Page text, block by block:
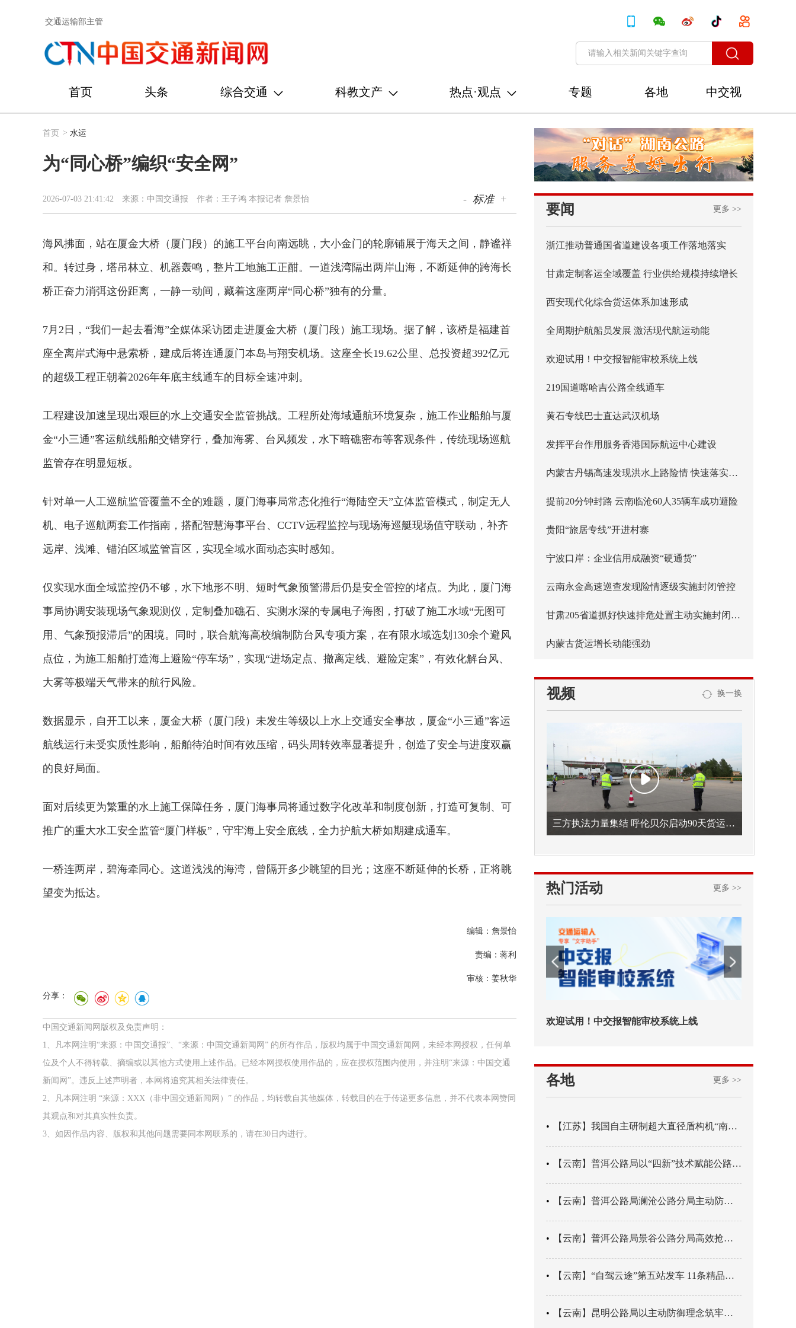
交通运输部主管
首页 头条 综合交通 科教文产 热点·观点 专题 各地
中交视
讯
首页 > 水运
为“同心桥”编织“安全网”
2026-07-03 21:41:42 来源：中国交通报 作者：王子鸿 本报记者 詹景怡 - 标准 +
海风拂面，站在厦金大桥（厦门段）的施工平台向南远眺，大小金门的轮廓铺展于海天之间，静谧祥
和。转过身，塔吊林立、机器轰鸣，整片工地施工正酣。一道浅湾隔出两岸山海，不断延伸的跨海长
桥正奋力消弭这份距离，一静一动间，藏着这座两岸“同心桥”独有的分量。
7月2日，“我们一起去看海”全媒体采访团走进厦金大桥（厦门段）施工现场。据了解，该桥是福建首
座全离岸式海中悬索桥，建成后将连通厦门本岛与翔安机场。这座全长19.62公里、总投资超392亿元
的超级工程正朝着2026年年底主线通车的目标全速冲刺。
工程建设加速呈现出艰巨的水上交通安全监管挑战。工程所处海域通航环境复杂，施工作业船舶与厦
金“小三通”客运航线船舶交错穿行，叠加海雾、台风频发，水下暗礁密布等客观条件，传统现场巡航
监管存在明显短板。
针对单一人工巡航监管覆盖不全的难题，厦门海事局常态化推行“海陆空天”立体监管模式，制定无人
机、电子巡航两套工作指南，搭配智慧海事平台、CCTV远程监控与现场海巡艇现场值守联动，补齐
远岸、浅滩、锚泊区域监管盲区，实现全域水面动态实时感知。
仅实现水面全域监控仍不够，水下地形不明、短时气象预警滞后仍是安全管控的堵点。为此，厦门海
事局协调安装现场气象观测仪，定制叠加礁石、实测水深的专属电子海图，打破了施工水域“无图可
用、气象预报滞后”的困境。同时，联合航海高校编制防台风专项方案，在有限水域选划130余个避风
点位，为施工船舶打造海上避险“停车场”，实现“进场定点、撤离定线、避险定案”，有效化解台风、
大雾等极端天气带来的航行风险。
数据显示，自开工以来，厦金大桥（厦门段）未发生等级以上水上交通安全事故，厦金“小三通”客运
航线运行未受实质性影响，船舶待泊时间有效压缩，码头周转效率显著提升，创造了安全与进度双赢
的良好局面。
面对后续更为繁重的水上施工保障任务，厦门海事局将通过数字化改革和制度创新，打造可复制、可
推广的重大水工安全监管“厦门样板”，守牢海上安全底线，全力护航大桥如期建成通车。
一桥连两岸，碧海牵同心。这道浅浅的海湾，曾隔开多少眺望的目光；这座不断延伸的长桥，正将眺
望变为抵达。
编辑：詹景怡
责编：蒋利
审核：姜秋华
分享：
中国交通新闻网版权及免责声明：
1、凡本网注明“来源：中国交通报”、“来源：中国交通新闻网” 的所有作品，版权均属于中国交通新闻网，未经本网授权，任何单
位及个人不得转载、摘编或以其他方式使用上述作品。已经本网授权使用作品的，应在授权范围内使用，并注明“来源：中国交通
新闻网”。违反上述声明者，本网将追究其相关法律责任。
2、凡本网注明 “来源：XXX（非中国交通新闻网）” 的作品，均转载自其他媒体，转载目的在于传递更多信息，并不代表本网赞同
其观点和对其真实性负责。
3、如因作品内容、版权和其他问题需要同本网联系的，请在30日内进行。
要闻 更多 >>
浙江推动普通国省道建设各项工作落地落实
甘肃定制客运全域覆盖 行业供给规模持续增长
西安现代化综合货运体系加速形成
全周期护航船员发展 激活现代航运动能
欢迎试用！中交报智能审校系统上线
219国道喀哈吉公路全线通车
黄石专线巴士直达武汉机场
发挥平台作用服务香港国际航运中心建设
内蒙古丹锡高速发现洪水上路险情 快速落实主线封闭管控
提前20分钟封路 云南临沧60人35辆车成功避险
贵阳“旅居专线”开进村寨
宁波口岸：企业信用成融资“硬通货”
云南永金高速巡查发现险情逐级实施封闭管控
甘肃205省道抓好快速排危处置主动实施封闭管控
内蒙古货运增长动能强劲
视频 换一换
三方执法力量集结 呼伦贝尔启动90天货运车辆违法专项整治
热门活动 更多 >>
2026年中国航海日论坛 交通运输执法“我是大队长”主题活动 欢迎试用！中交报智能审校系统上线
各地 更多 >>
【江苏】我国自主研制超大直径盾构机“南湖号”在常熟下线
【云南】普洱公路局以“四新”技术赋能公路养护
【云南】普洱公路局澜沧公路分局主动防御成功处置214国道山体崩塌险情
【云南】普洱公路局景谷公路分局高效抢通紧急送医村路
【云南】“自驾云途”第五站发车 11条精品线路串起全域风光
【云南】昆明公路局以主动防御理念筑牢汛期安全防线